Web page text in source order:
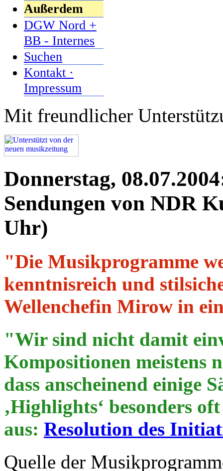
Außerdem
DGW Nord +
BB - Internes
Suchen
Kontakt ·
Impressum
Mit freundlicher
Donnerstag,
Sendungen von NDR
Uhr)
"Die Musikprogramme
kenntnisreich und
Wellenchefin Mirow in
"Wir sind nicht damit
Kompositionen meistens
dass anscheinend einige
‚Highlights‘ besonders
aus: Resolution des
Quelle der